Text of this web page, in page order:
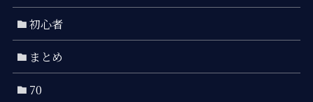
初心者
まとめ
70